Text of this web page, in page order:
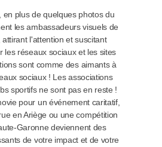
en plus de quelques photos du
les ambassadeurs visuels de
l'attention et suscitant
les réseaux sociaux et les sites
sont comme des aimants à
sociaux ! Les associations
sportifs ne sont pas en reste !
pour un événement caritatif,
en Ariège ou une compétition
Garonne deviennent des
de votre impact et de votre